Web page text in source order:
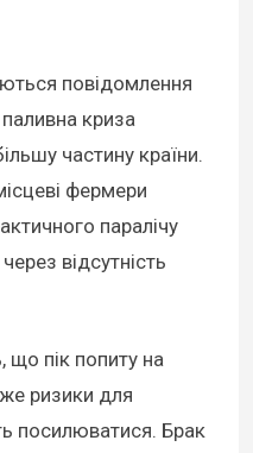
повідомлення
криза
частину країни.
фермери
паралічу
відсутність
що пік попиту на
ризики для
посилюватися. Брак